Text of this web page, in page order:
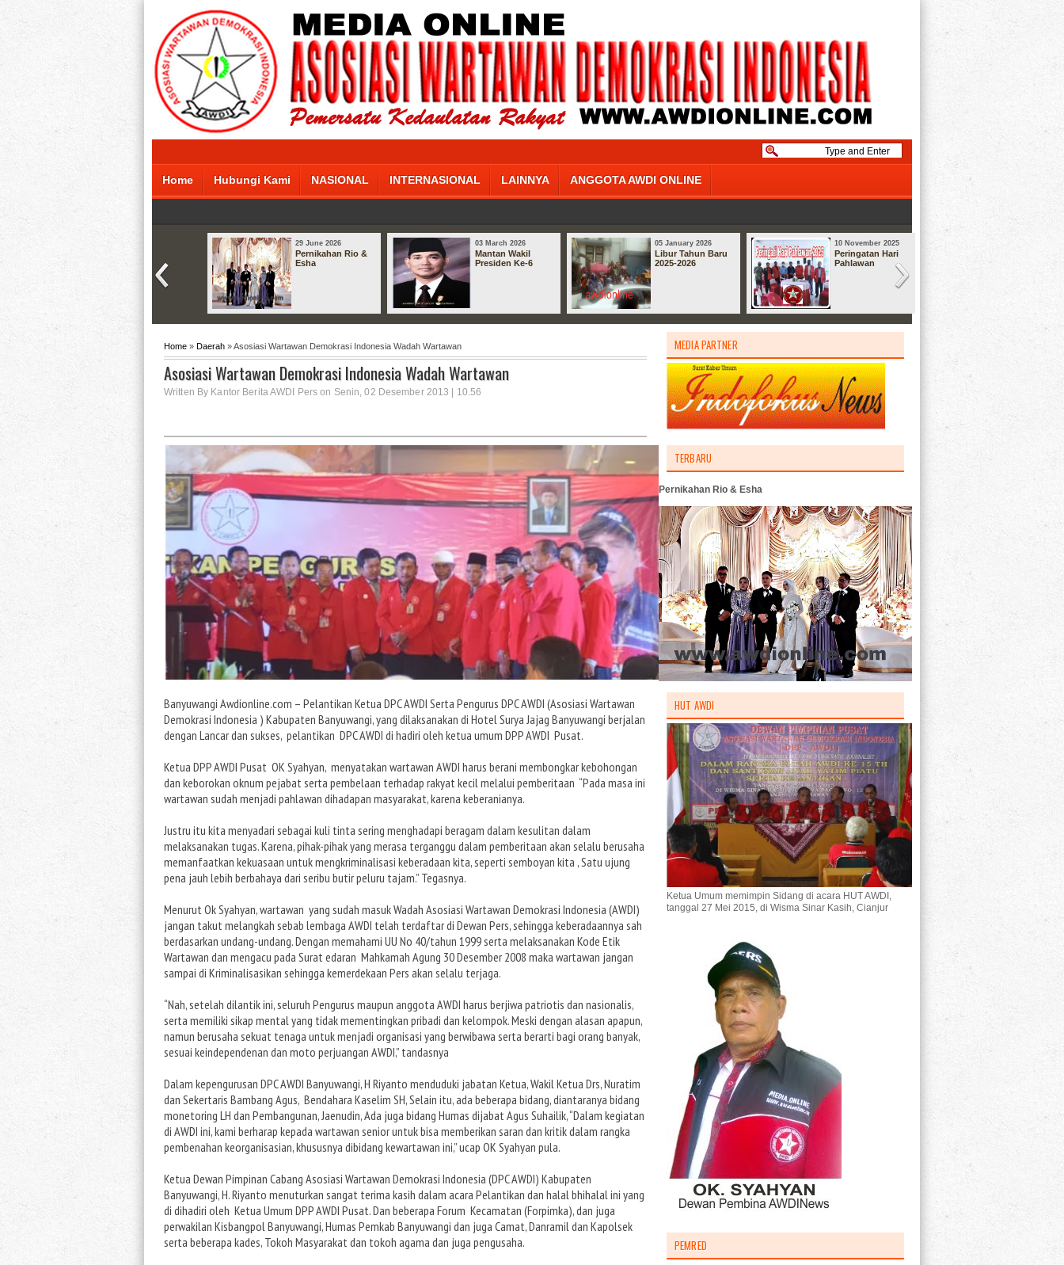
Home Hubungi Kami NASIONAL INTERNASIONAL LAINNYA ANGGOTA AWDI ONLINE
29 June 2026
Pernikahan Rio &
Esha
03 March 2026
Mantan Wakil
Presiden Ke-6
05 January 2026
Libur Tahun Baru
2025-2026
10 November 2025
Peringatan Hari
Pahlawan
Home » Daerah » Asosiasi Wartawan Demokrasi Indonesia Wadah Wartawan
Asosiasi Wartawan Demokrasi Indonesia Wadah Wartawan
Written By Kantor Berita AWDI Pers on Senin, 02 Desember 2013 | 10.56
Banyuwangi Awdionline.com – Pelantikan Ketua DPC AWDI Serta Pengurus DPC AWDI (Asosiasi Wartawan
Demokrasi Indonesia ) Kabupaten Banyuwangi, yang dilaksanakan di Hotel Surya Jajag Banyuwangi berjalan
dengan Lancar dan sukses, pelantikan DPC AWDI di hadiri oleh ketua umum DPP AWDI Pusat.
Ketua DPP AWDI Pusat OK Syahyan, menyatakan wartawan AWDI harus berani membongkar kebohongan
dan keborokan oknum pejabat serta pembelaan terhadap rakyat kecil melalui pemberitaan “Pada masa ini
wartawan sudah menjadi pahlawan dihadapan masyarakat, karena keberanianya.
Justru itu kita menyadari sebagai kuli tinta sering menghadapi beragam dalam kesulitan dalam
melaksanakan tugas. Karena, pihak-pihak yang merasa terganggu dalam pemberitaan akan selalu berusaha
memanfaatkan kekuasaan untuk mengkriminalisasi keberadaan kita, seperti semboyan kita , Satu ujung
pena jauh lebih berbahaya dari seribu butir peluru tajam.” Tegasnya.
Menurut Ok Syahyan, wartawan yang sudah masuk Wadah Asosiasi Wartawan Demokrasi Indonesia (AWDI)
jangan takut melangkah sebab lembaga AWDI telah terdaftar di Dewan Pers, sehingga keberadaannya sah
berdasarkan undang-undang. Dengan memahami UU No 40/tahun 1999 serta melaksanakan Kode Etik
Wartawan dan mengacu pada Surat edaran Mahkamah Agung 30 Desember 2008 maka wartawan jangan
sampai di Kriminalisasikan sehingga kemerdekaan Pers akan selalu terjaga.
“Nah, setelah dilantik ini, seluruh Pengurus maupun anggota AWDI harus berjiwa patriotis dan nasionalis,
serta memiliki sikap mental yang tidak mementingkan pribadi dan kelompok. Meski dengan alasan apapun,
namun berusaha sekuat tenaga untuk menjadi organisasi yang berwibawa serta berarti bagi orang banyak,
sesuai keindependenan dan moto perjuangan AWDI,” tandasnya
Dalam kepengurusan DPC AWDI Banyuwangi, H Riyanto menduduki jabatan Ketua, Wakil Ketua Drs, Nuratim
dan Sekertaris Bambang Agus, Bendahara Kaselim SH, Selain itu, ada beberapa bidang, diantaranya bidang
monetoring LH dan Pembangunan, Jaenudin, Ada juga bidang Humas dijabat Agus Suhailik, “Dalam kegiatan
di AWDI ini, kami berharap kepada wartawan senior untuk bisa memberikan saran dan kritik dalam rangka
pembenahan keorganisasian, khususnya dibidang kewartawan ini,” ucap OK Syahyan pula.
Ketua Dewan Pimpinan Cabang Asosiasi Wartawan Demokrasi Indonesia (DPC AWDI) Kabupaten
Banyuwangi, H. Riyanto menuturkan sangat terima kasih dalam acara Pelantikan dan halal bhihalal ini yang
di dihadiri oleh Ketua Umum DPP AWDI Pusat. Dan beberapa Forum Kecamatan (Forpimka), dan juga
perwakilan Kisbangpol Banyuwangi, Humas Pemkab Banyuwangi dan juga Camat, Danramil dan Kapolsek
serta beberapa kades, Tokoh Masyarakat dan tokoh agama dan juga pengusaha.
MEDIA PARTNER
TERBARU
Pernikahan Rio & Esha
HUT AWDI
Ketua Umum memimpin Sidang di acara HUT AWDI,
tanggal 27 Mei 2015, di Wisma Sinar Kasih, Cianjur
PEMRED